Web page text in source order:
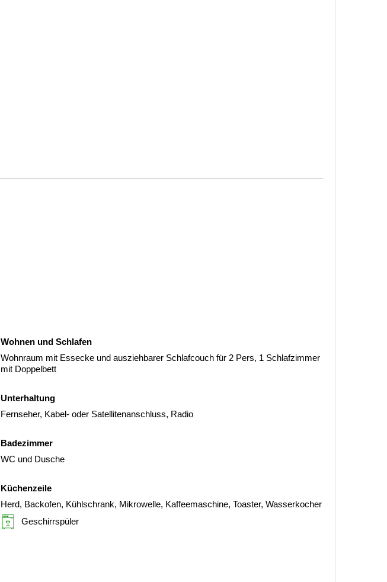
Wohnen und Schlafen
Wohnraum mit Essecke und ausziehbarer Schlafcouch für 2 Pers, 1 Schlafzimmer
mit Doppelbett
Unterhaltung
Fernseher, Kabel- oder Satellitenanschluss, Radio
Badezimmer
WC und Dusche
Küchenzeile
Herd, Backofen, Kühlschrank, Mikrowelle, Kaffeemaschine, Toaster, Wasserkocher
Geschirrspüler